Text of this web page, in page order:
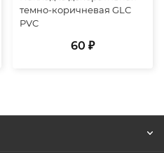
темно-коричневая GLC
PVC
60 ₽